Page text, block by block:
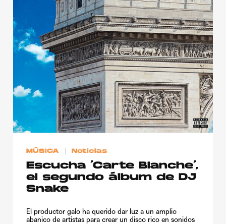
MÚSICA Noticias
Escucha ‘Carte Blanche’,
el segundo álbum de DJ
Snake
El productor galo ha querido dar luz a un amplio
abanico de artistas para crear un disco rico en sonidos